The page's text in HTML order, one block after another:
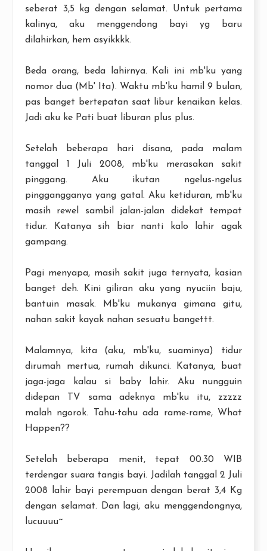
seberat 3,5 kg dengan selamat. Untuk pertama
kalinya, aku menggendong bayi yg baru
dilahirkan, hem asyikkkk.
Beda orang, beda lahirnya. Kali ini mb'ku yang
nomor dua (Mb' Ita). Waktu mb'ku hamil 9 bulan,
pas banget bertepatan saat libur kenaikan kelas.
Jadi aku ke Pati buat liburan plus plus.
Setelah beberapa hari disana, pada malam
tanggal 1 Juli 2008, mb'ku merasakan sakit
pinggang. Aku ikutan ngelus-ngelus
pinggangganya yang gatal. Aku ketiduran, mb'ku
masih rewel sambil jalan-jalan didekat tempat
tidur. Katanya sih biar nanti kalo lahir agak
gampang.
Pagi menyapa, masih sakit juga ternyata, kasian
banget deh. Kini giliran aku yang nyuciin baju,
bantuin masak. Mb'ku mukanya gimana gitu,
nahan sakit kayak nahan sesuatu bangettt.
Malamnya, kita (aku, mb'ku, suaminya) tidur
dirumah mertua, rumah dikunci. Katanya, buat
jaga-jaga kalau si baby lahir. Aku nungguin
didepan TV sama adeknya mb'ku itu, zzzzz
malah ngorok. Tahu-tahu ada rame-rame, What
Happen??
Setelah beberapa menit, tepat 00.30 WIB
terdengar suara tangis bayi. Jadilah tanggal 2 Juli
2008 lahir bayi perempuan dengan berat 3,4 Kg
dengan selamat. Dan lagi, aku menggendongnya,
lucuuuu~